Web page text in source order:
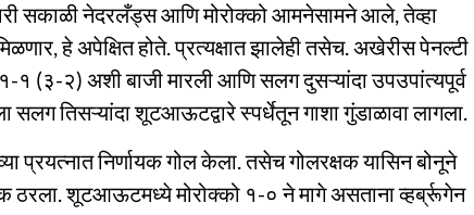
सकाळी नेदरलँड्स आणि मोरोक्को आमनेसामने आले, तेव्हा
हे अपेक्षित होते. प्रत्यक्षात झालेही तसेच. अखेरीस पेनल्टी
१ (३-२) अशी बाजी मारली आणि सलग दुसऱ्यांदा उपउपांत्यपूर्व
तिसऱ्यांदा शूटआऊटद्वारे स्पर्धेतून गाशा गुंडाळावा लागला.
प्रयत्नात निर्णायक गोल केला. तसेच गोलरक्षक यासिन बोनूने
ठरला. शूटआऊटमध्ये मोरोक्को १-० ने मागे असताना व्हर्ब्रूगेन